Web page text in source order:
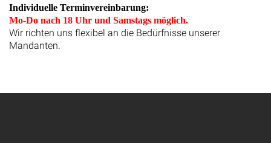
Individuelle Terminvereinbarung:
Mo-Do nach 18 Uhr und Samstags möglich.
Wir richten uns flexibel an die Bedürfnisse unserer
Mandanten.